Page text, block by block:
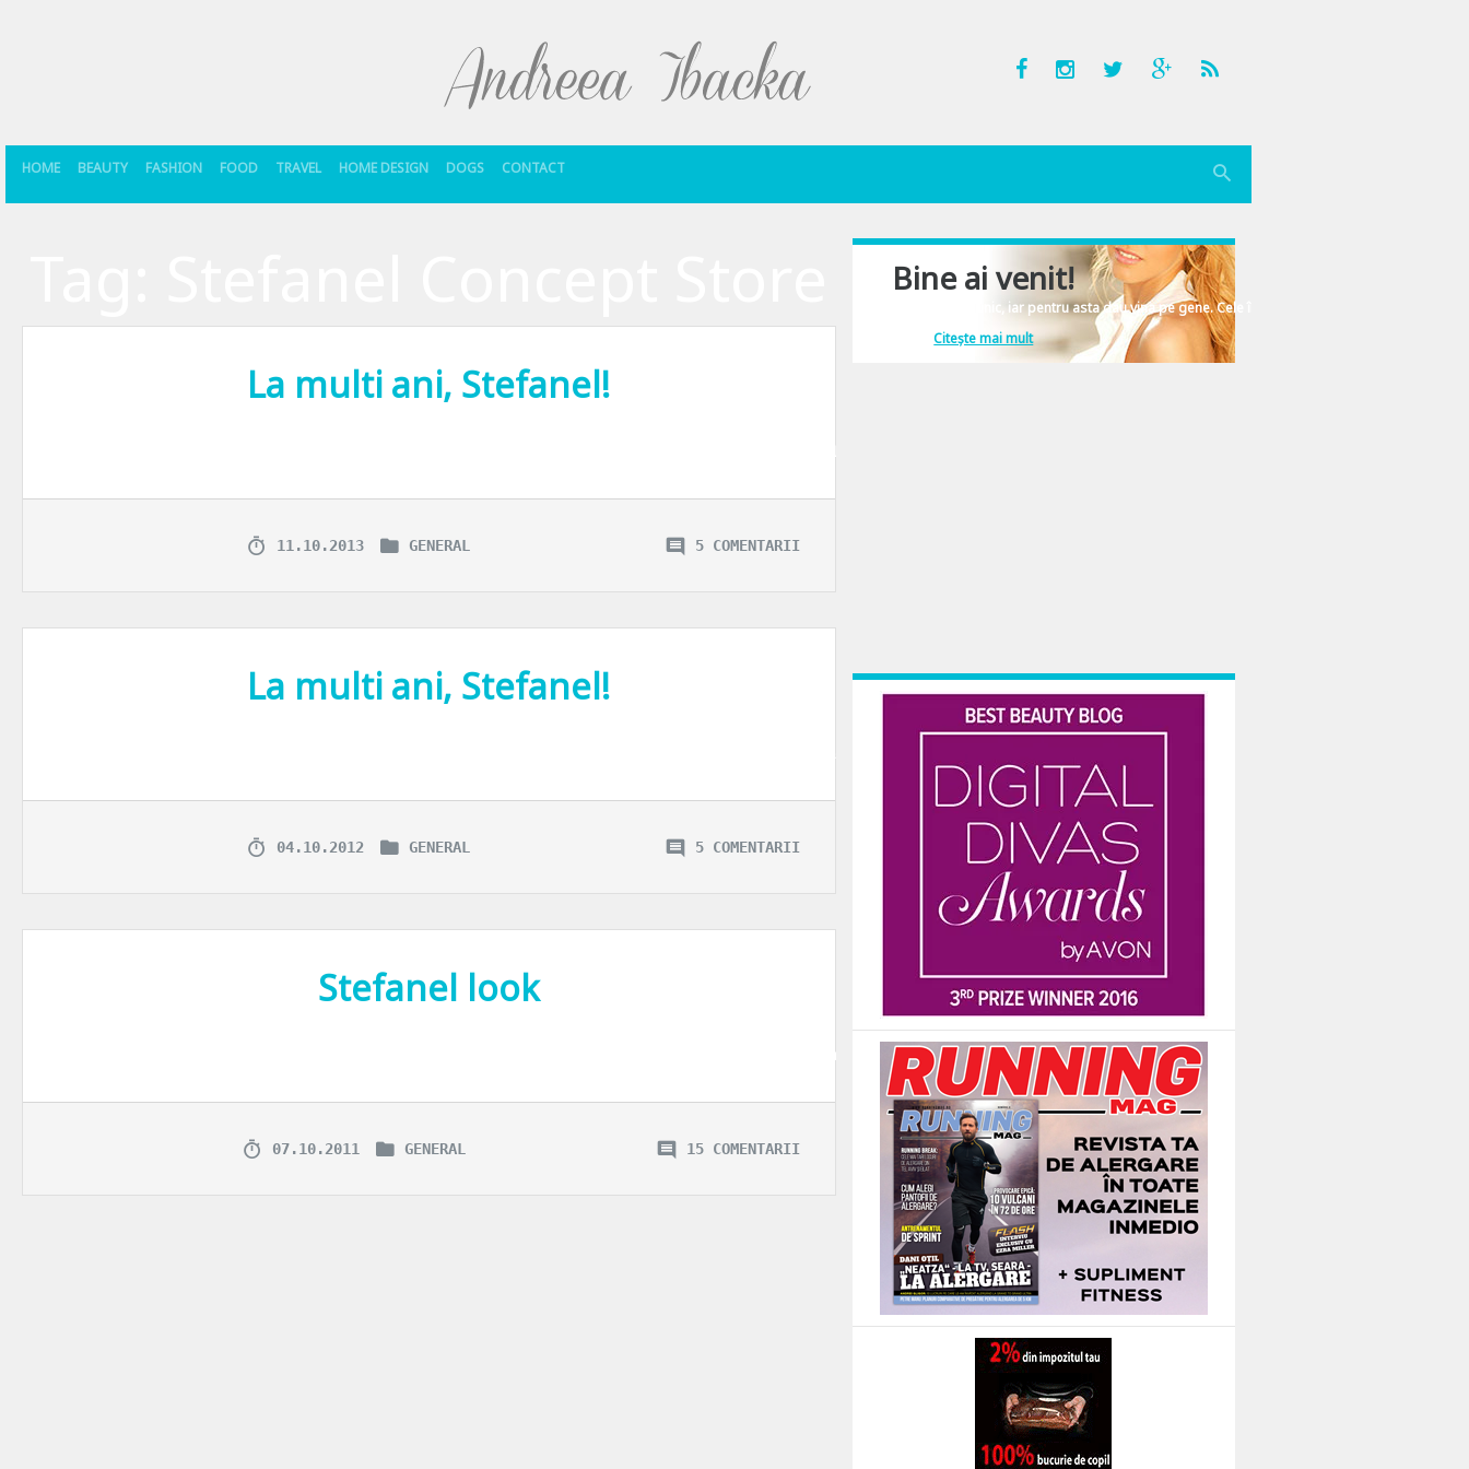
HOME BEAUTY FASHION FOOD TRAVEL HOME DESIGN DOGS CONTACT
La multi ani, Stefanel!
Saptamana asta s-au implinit 2 ani de la inaugurarea Stefanel Concept Store in Bucuresti. Si fiindca asa zi festiva e motiv de sarbatoare, in Piata Romana s-a incins o petrecere de toata frumusetea. In poze port: tinuta
11.10.2013 GENERAL 5 COMENTARII
La multi ani, Stefanel!
04.10.2012 GENERAL 5 COMENTARII
Stefanel look
Printre ore de repetitii, pasi de dans si nenumarate drumuri la Buftea, am onorat in seara asta invitatia la deschiderea primului Concept Store din Romania. Magazinul Stefanel si-a deschis portile in Piata Romana. Si
07.10.2011 GENERAL 15 COMENTARII
Bine ai venit!
Îmi place să comunic, iar pentru asta dau vina pe gene. Cele înscrise în ADN-ul femeiesc.
Citește mai mult